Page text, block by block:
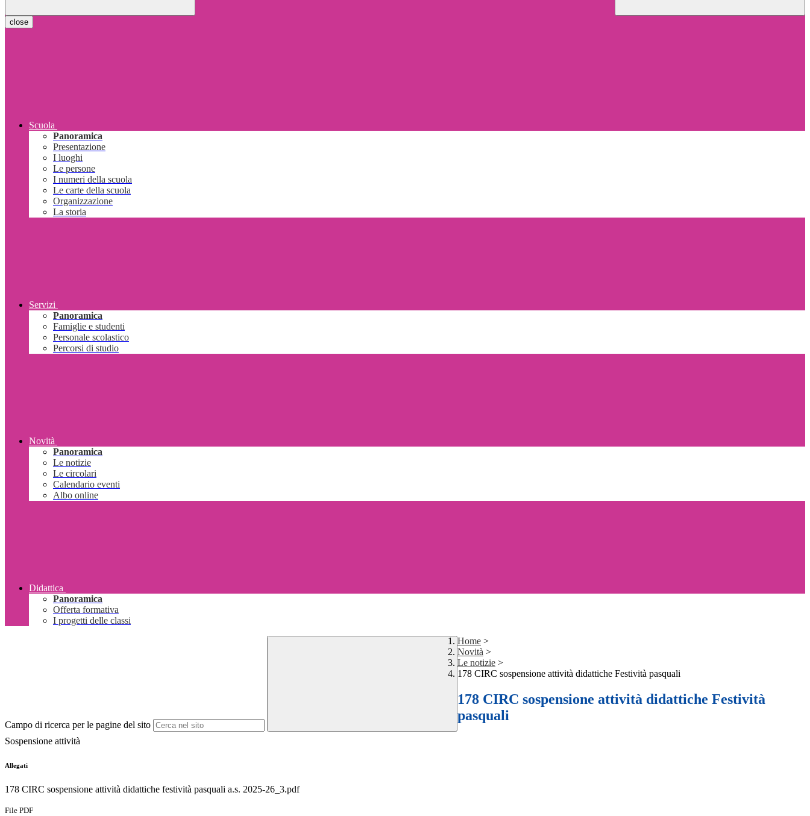
close
Scuola
Panoramica
Presentazione
I luoghi
Le persone
I numeri della scuola
Le carte della scuola
Organizzazione
La storia
Servizi
Panoramica
Famiglie e studenti
Personale scolastico
Percorsi di studio
Novità
Panoramica
Le notizie
Le circolari
Calendario eventi
Albo online
Didattica
Panoramica
Offerta formativa
I progetti delle classi
Campo di ricerca per le pagine del sito
Home >
Novità >
Le notizie >
178 CIRC sospensione attività didattiche Festività pasquali
178 CIRC sospensione attività didattiche Festività
pasquali
Sospensione attività
Allegati
178 CIRC sospensione attività didattiche festività pasquali a.s. 2025-26_3.pdf
File PDF